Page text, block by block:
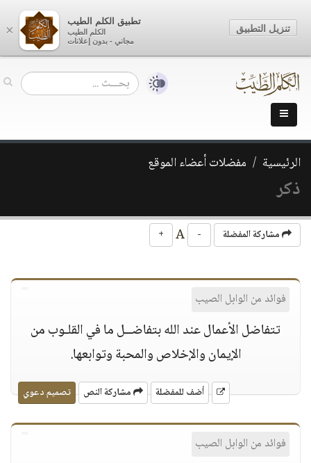
الرئيسية مفضلات أعضاء الموقع
ذكر
مشاركة المفضلة -
+
فوائد من الوابل الصيب
تتفاضل الأعمال عند الله بتفاضــل ما في القلـوب من
الإيمان والإخلاص والمحبة وتوابعها.
أضف للمفضلة مشاركة النص تصميم دعوي
فوائد من الوابل الصيب
×
تطبيق الكلم الطيب
الكلم الطيب
مجاني - بدون إعلانات
تنزيل التطبيق